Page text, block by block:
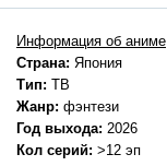
Информация об аниме
Страна: Япония
Тип: ТВ
Жанр: фэнтези
Год выхода: 2026
Кол серий: >12 эп